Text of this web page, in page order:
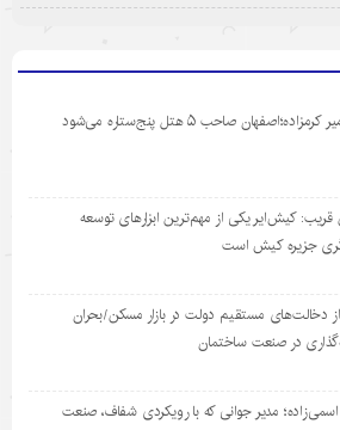
صاحب ۵ هتل پنج‌ستاره می‌شود
کیش‌ایر یکی از مهم‌ترین ابزارهای توسعه
جزیره کیش است
از دخالت‌های مستقیم دولت در بازار مسکن/بحران
در صنعت ساختمان
مدیر جوانی که با رویکردی شفاف، صنعت